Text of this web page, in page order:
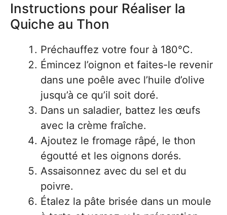
Instructions pour Réaliser la
Quiche au Thon
Préchauffez votre four à 180°C.
Émincez l’oignon et faites-le revenir
dans une poêle avec l’huile d’olive
jusqu’à ce qu’il soit doré.
Dans un saladier, battez les œufs
avec la crème fraîche.
Ajoutez le fromage râpé, le thon
égoutté et les oignons dorés.
Assaisonnez avec du sel et du
poivre.
Étalez la pâte brisée dans un moule